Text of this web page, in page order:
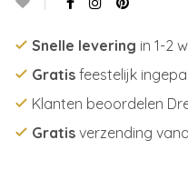
Snelle levering in 1-2
Gratis feestelijk
Klanten beoordelen
Gratis verzending